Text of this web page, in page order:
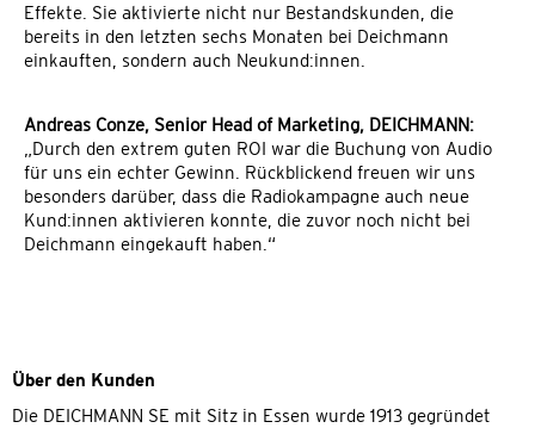
Effekte. Sie aktivierte nicht nur Bestandskunden, die
bereits in den letzten sechs Monaten bei Deichmann
einkauften, sondern auch Neukund:innen.
Andreas Conze, Senior Head of Marketing, DEICHMANN:
„Durch den extrem guten ROI war die Buchung von Audio
für uns ein echter Gewinn. Rückblickend freuen wir uns
besonders darüber, dass die Radiokampagne auch neue
Kund:innen aktivieren konnte, die zuvor noch nicht bei
Deichmann eingekauft haben.“
Über den Kunden
Die DEICHMANN SE mit Sitz in Essen wurde 1913 gegründet